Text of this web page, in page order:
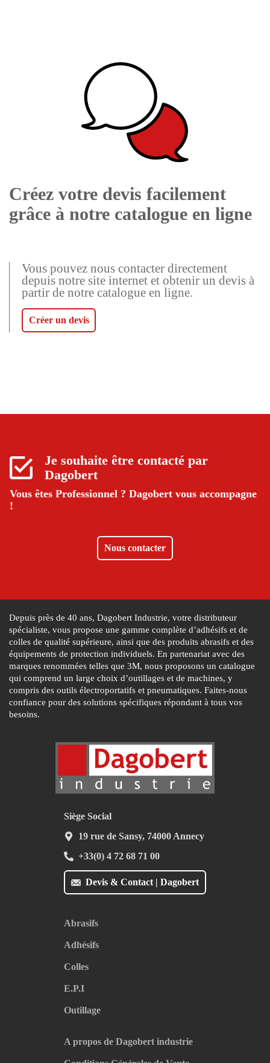
Créez votre devis facilement
grâce à notre catalogue en ligne
Vous pouvez nous contacter directement
depuis notre site internet et obtenir un devis à
partir de notre catalogue en ligne.
Créer un devis
Je souhaite être contacté par
Dagobert
Vous êtes Professionnel ? Dagobert vous accompagne
!
Nous contacter
Depuis près de 40 ans, Dagobert Industrie, votre distributeur
spécialiste, vous propose une gamme complète d’adhésifs et de
colles de qualité supérieure, ainsi que des produits abrasifs et des
équipements de protection individuels. En partenariat avec des
marques renommées telles que 3M, nous proposons un catalogue
qui comprend un large choix d’outillages et de machines, y
compris des outils électroportatifs et pneumatiques. Faites-nous
confiance pour des solutions spécifiques répondant à tous vos
besoins.
Devis & Contact | Dagobert
Siège Social
19 rue de Sansy, 74000 Annecy
+33(0) 4 72 68 71 00
Abrasifs
Adhésifs
Colles
E.P.I
Outillage
A propos de Dagobert industrie